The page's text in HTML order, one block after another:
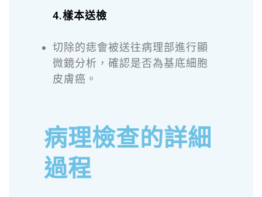
4.樣本送檢
切除的痣會被送往病理部進行顯
微鏡分析，確認是否為基底細胞
皮膚癌。
病理檢查的詳細
過程